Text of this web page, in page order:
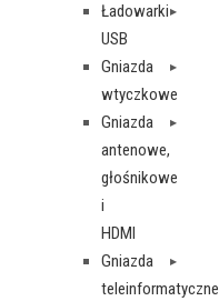
Ładowarki
USB
Gniazda
wtyczkowe
Gniazda
antenowe,
głośnikowe
i
HDMI
Gniazda
teleinformatyczne